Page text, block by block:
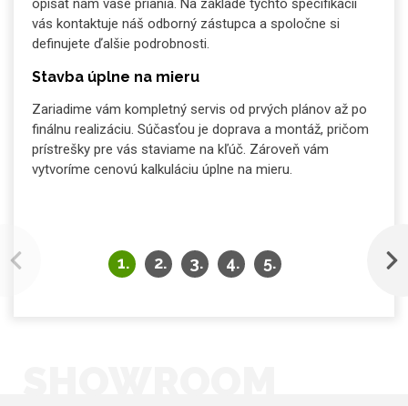
opísať nám vaše priania. Na základe týchto špecifikácií
vás kontaktuje náš odborný zástupca a spoločne si
definujete ďalšie podrobnosti.
Stavba úplne na mieru
Zariadime vám kompletný servis od prvých plánov až po
finálnu realizáciu. Súčasťou je doprava a montáž, pričom
prístrešky pre vás staviame na kľúč. Zároveň vám
vytvoríme cenovú kalkuláciu úplne na mieru.